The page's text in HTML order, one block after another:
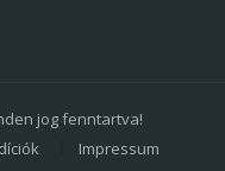
jog fenntartva!
Impressum